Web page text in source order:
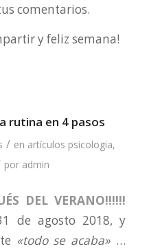
comentarios.
y feliz semana!
rutina en 4 pasos
/ en artículos psicologia,
por admin
DEL VERANO!!!!!!
de agosto 2018, y
«todo se acaba» …